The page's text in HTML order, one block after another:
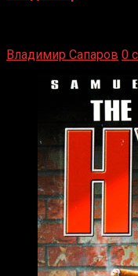
Владимир Сапаров 0